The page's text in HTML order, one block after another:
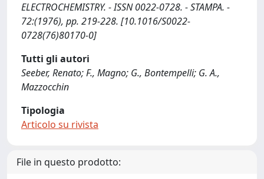
ELECTROCHEMISTRY. - ISSN 0022-0728. - STAMPA. -
72:(1976), pp. 219-228. [10.1016/S0022-
0728(76)80170-0]
Tutti gli autori
Seeber, Renato; F., Magno; G., Bontempelli; G. A.,
Mazzocchin
Tipologia
Articolo su rivista
File in questo prodotto: